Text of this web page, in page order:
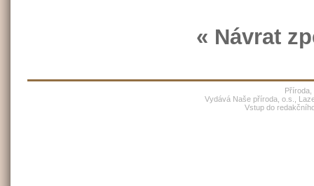
« Návrat
Příroda,
Vydává Naše příroda, o.s.,
Vstup do